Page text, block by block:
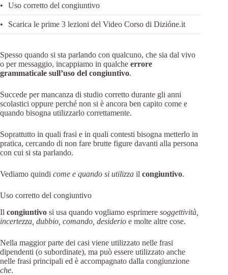
Uso corretto del congiuntivo
Scarica le prime 3 lezioni del Video Corso di Dizióne.it
Spesso quando si sta parlando con qualcuno, che sia dal vivo
o per messaggio, incappiamo in qualche errore
grammaticale sull’uso del congiuntivo.
Succede per mancanza di studio corretto durante gli anni
scolastici oppure perché non si è ancora ben capito come e
quando bisogna utilizzarlo correttamente.
Soprattutto in quali frasi e in quali contesti bisogna metterlo in
pratica, cercando di non fare brutte figure davanti alla persona
con cui si sta parlando.
Vediamo quindi come e quando si utilizza il congiuntivo.
Uso corretto del congiuntivo
Il congiuntivo si usa quando vogliamo esprimere soggettività,
incertezza, dubbio, comando, desiderio e molte altre cose.
Nella maggior parte dei casi viene utilizzato nelle frasi
dipendenti (o subordinate), ma può essere utilizzato anche
nelle frasi principali ed è accompagnato dalla congiunzione
che.